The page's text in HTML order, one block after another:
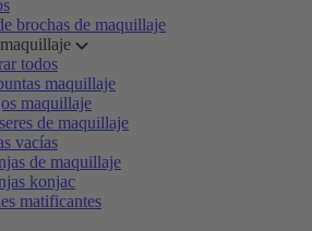
brochas de maquillaje
todos
maquillaje
maquillaje
de maquillaje
vacías
de maquillaje
konjac
matificantes